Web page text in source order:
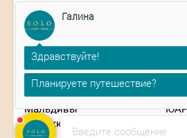
Индонезия
Иордания
Испания
Италия
Кипр
Китай
Маврикий
Мальдивы
Марокко
ЮАР
Введите сообщение
Галина
Здравствуйте!
Планируете путешествие?